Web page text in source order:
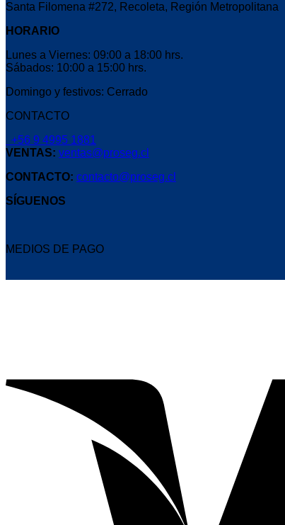
Santa Filomena #272, Recoleta, Región Metropolitana
HORARIO
Lunes a Viernes: 09:00 a 18:00 hrs.
Sábados: 10:00 a 15:00 hrs.
Domingo y festivos: Cerrado
CONTACTO
+56 9 4995 1881
VENTAS: ventas@proseg.cl
CONTACTO: contacto@proseg.cl
SÍGUENOS
MEDIOS DE PAGO